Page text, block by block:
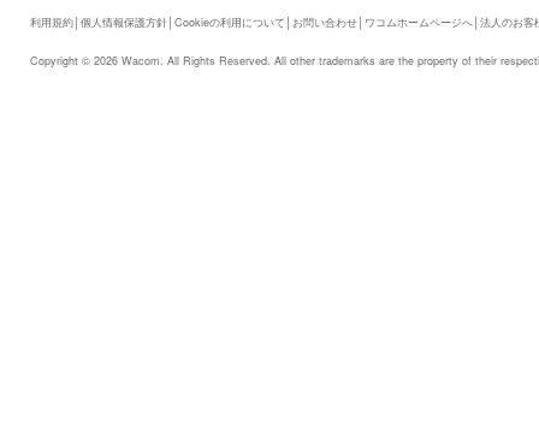
利用規約│ 個人情報保護方針│ Cookieの利用について │ お問い合わせ│ ワコムホームページへ│ 法人のお客
Copyright © 2026 Wacom. All Rights Reserved. All other trademarks are the property of their